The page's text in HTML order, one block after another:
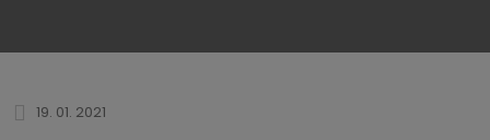
19. 01. 2021